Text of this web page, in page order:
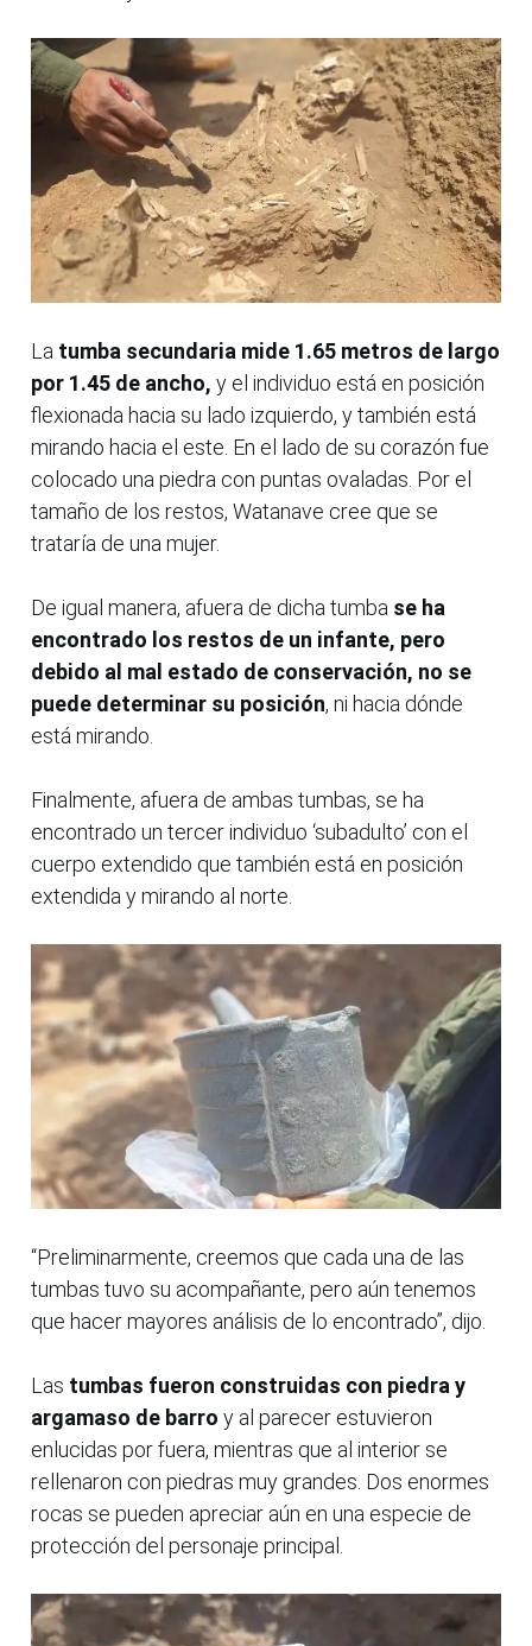
La tumba secundaria mide 1.65 metros de largo
por 1.45 de ancho, y el individuo está en posición
flexionada hacia su lado izquierdo, y también está
mirando hacia el este. En el lado de su corazón fue
colocado una piedra con puntas ovaladas. Por el
tamaño de los restos, Watanave cree que se
trataría de una mujer.
De igual manera, afuera de dicha tumba se ha
encontrado los restos de un infante, pero
debido al mal estado de conservación, no se
puede determinar su posición, ni hacia dónde
está mirando.
Finalmente, afuera de ambas tumbas, se ha
encontrado un tercer individuo ‘subadulto’ con el
cuerpo extendido que también está en posición
extendida y mirando al norte.
“Preliminarmente, creemos que cada una de las
tumbas tuvo su acompañante, pero aún tenemos
que hacer mayores análisis de lo encontrado”, dijo.
Las tumbas fueron construidas con piedra y
argamaso de barro y al parecer estuvieron
enlucidas por fuera, mientras que al interior se
rellenaron con piedras muy grandes. Dos enormes
rocas se pueden apreciar aún en una especie de
protección del personaje principal.